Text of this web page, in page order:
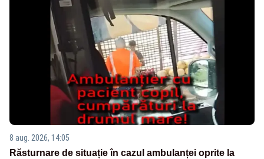
8 aug. 2026, 14:05
Răsturnare de situație în cazul ambulanței oprite la